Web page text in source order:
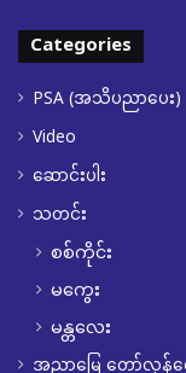
Categories
PSA (အသိပညာပေး)
Video
ဆောင်းပါး
သတင်း
စစ်ကိုင်း
မကွေး
မန္တလေး